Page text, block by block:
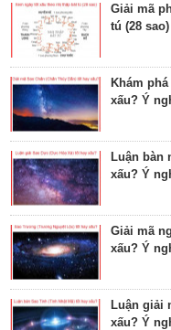
Giải mã
tú (28 sao)
Khám
xấu? Ý
Luận bàn
xấu? Ý
Giải mã
xấu? Ý
Luận giải
xấu? Ý
hôn
phúc, cầu
lễ cưới,
cho tế lễ,